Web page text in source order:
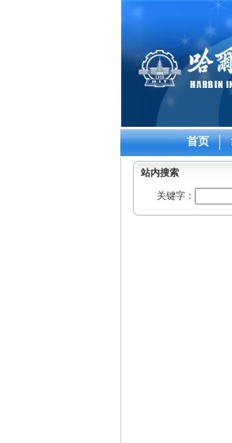
首页
站内搜索
关键字：